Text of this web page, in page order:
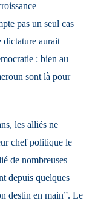
pas un seul cas
dictature aurait
: bien au
sont là pour
les alliés ne
chef politique le
de nombreuses
depuis quelques
destin en main”. Le